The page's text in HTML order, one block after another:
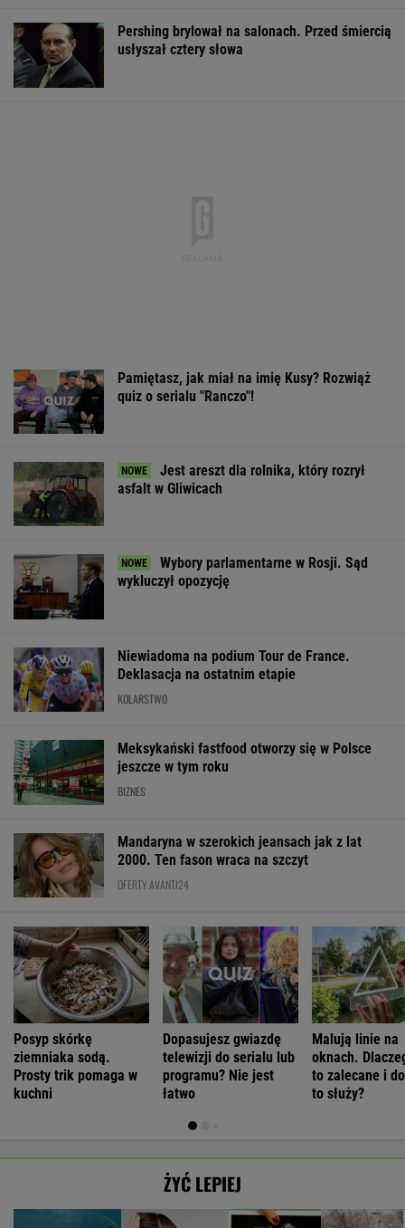
Pershing brylował na salonach. Przed śmiercią
usłyszał cztery słowa
Pamiętasz, jak miał na imię Kusy? Rozwiąż
quiz o serialu "Ranczo"!
Jest areszt dla rolnika, który rozrył
asfalt w Gliwicach
Wybory parlamentarne w Rosji. Sąd
wykluczył opozycję
Niewiadoma na podium Tour de France.
Deklasacja na ostatnim etapie
KOLARSTWO
Meksykański fastfood otworzy się w Polsce
jeszcze w tym roku
BIZNES
Mandaryna w szerokich jeansach jak z lat
2000. Ten fason wraca na szczyt
OFERTY AVANTI24
Posyp skórkę
ziemniaka sodą.
Prosty trik pomaga w
kuchni
Dopasujesz gwiazdę
telewizji do serialu lub
programu? Nie jest
łatwo
Malują linie na
oknach.
to zalecane i
to służy?
ŻYĆ LEPIEJ